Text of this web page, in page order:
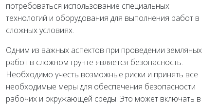
потребоваться использование специальных
технологий и оборудования для выполнения работ в
сложных условиях.
Одним из важных аспектов при проведении земляных
работ в сложном грунте является безопасность.
Необходимо учесть возможные риски и принять все
необходимые меры для обеспечения безопасности
рабочих и окружающей среды. Это может включать в